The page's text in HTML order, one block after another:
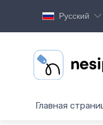
Русский
Главная